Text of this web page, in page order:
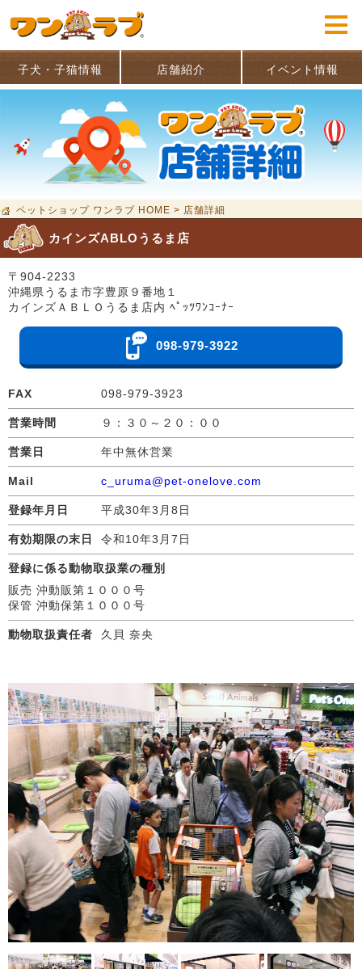
子犬・子猫情報 店舗紹介 イベント情報
ペットショップ ワンラブ HOME > 店舗詳細
カインズABLOうるま店
〒904-2233
沖縄県うるま市字豊原９番地１
カインズＡＢＬＯうるま店内 ﾍﾟｯﾂﾜﾝｺｰﾅｰ
098-979-3922
FAX 098-979-3923
営業時間 ９：３０～２０：００
営業日 年中無休営業
Mail c_uruma@pet-onelove.com
登録年月日 平成30年3月8日
有効期限の末日 令和10年3月7日
登録に係る動物取扱業の種別
販売 沖動販第１０００号
保管 沖動保第１０００号
動物取扱責任者 久貝 奈央